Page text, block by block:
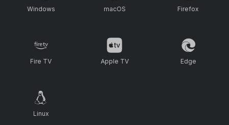
Windows macOS Firefox
Fire TV Apple TV Edge
Linux